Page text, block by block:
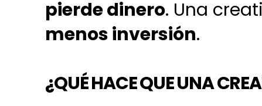
pierde dinero. Una
menos inversión.
¿QUÉ HACE QUE UNA